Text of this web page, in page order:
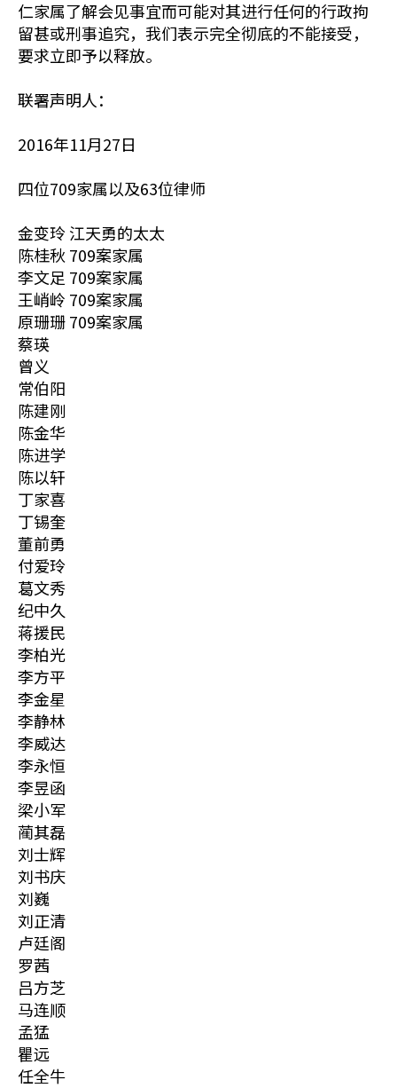
仁家属了解会见事宜而可能对其进行任何的行政拘
留甚或刑事追究，我们表示完全彻底的不能接受，
要求立即予以释放。
联署声明人：
2016年11月27日
四位709家属以及63位律师
金变玲 江天勇的太太
陈桂秋 709案家属
李文足 709案家属
王峭岭 709案家属
原珊珊 709案家属
蔡瑛
曾义
常伯阳
陈建刚
陈金华
陈进学
陈以轩
丁家喜
丁锡奎
董前勇
付爱玲
葛文秀
纪中久
蒋援民
李柏光
李方平
李金星
李静林
李威达
李永恒
李昱函
梁小军
蔺其磊
刘士辉
刘书庆
刘巍
刘正清
卢廷阁
罗茜
吕方芝
马连顺
孟猛
瞿远
任全牛